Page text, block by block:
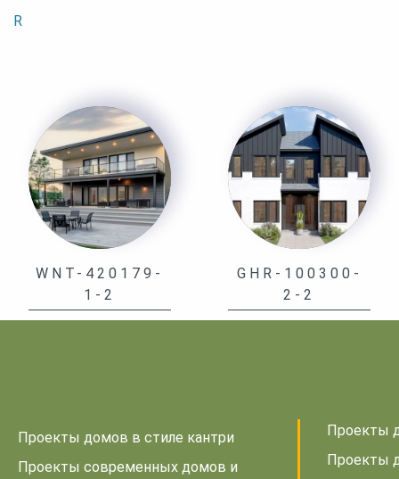
R
WNT-420179-
1-2
GHR-100300-
2-2
Проекты домов в стиле кантри
Проекты современных домов и
Проекты
Проекты